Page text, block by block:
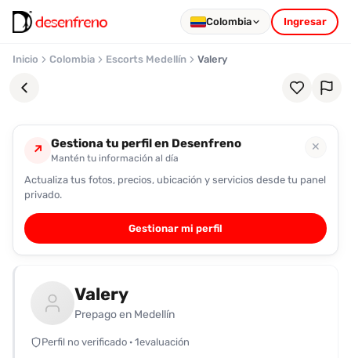
Colombia Ingresar
Inicio Colombia Escorts Medellín Valery
Favoritos
Pronto
podrás
registrarte
guardar
favoritas
para
↗ Gestiona tu perfil en Desenfreno
Mantén tu información al día
✕
Actualiza tus fotos, precios, ubicación y servicios desde tu panel
privado.
Gestionar mi perfil
Valery
Prepago en Medellín
Perfil no verificado · 1evaluación